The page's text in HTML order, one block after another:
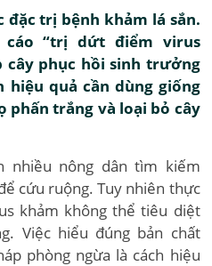
đặc trị bệnh khảm lá sắn.
cáo “trị dứt điểm virus
cây phục hồi sinh trưởng
quả cần dùng giống
phấn trắng và loại bỏ cây
nhiều nông dân tìm kiếm
cứu ruộng. Tuy nhiên thực
khảm không thể tiêu diệt
Việc hiểu đúng bản chất
phòng ngừa là cách hiệu